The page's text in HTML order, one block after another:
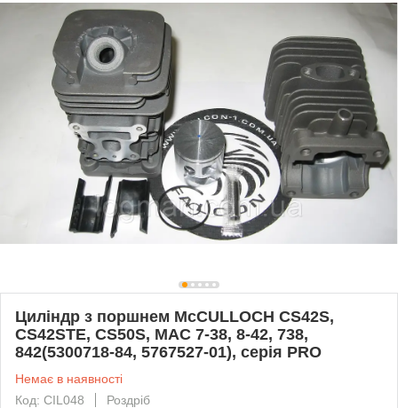
Циліндр з поршнем McCULLOCH CS42S,
CS42STE, CS50S, MAC 7-38, 8-42, 738,
842(5300718-84, 5767527-01), серія PRO
Немає в наявності
Код: CIL048
Роздріб